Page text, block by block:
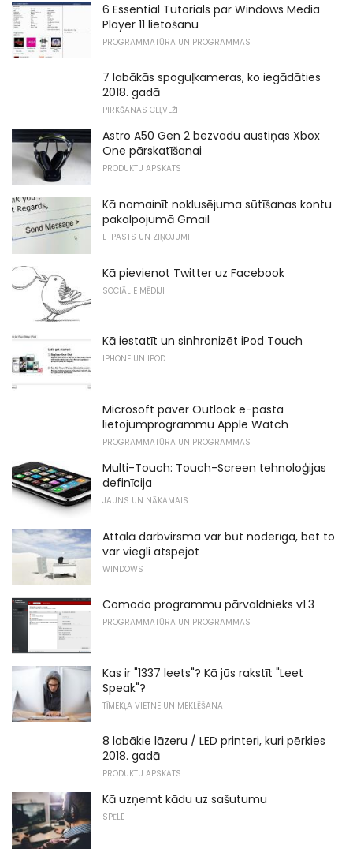
6 Essential Tutorials par Windows Media
Player 11 lietošanu
PROGRAMMATŪRA UN PROGRAMMAS
7 labākās spoguļkameras, ko iegādāties
2018. gadā
PIRKŠANAS CEĻVEŽI
Astro A50 Gen 2 bezvadu austiņas Xbox
One pārskatīšanai
PRODUKTU APSKATS
Kā nomainīt noklusējuma sūtīšanas kontu
pakalpojumā Gmail
E-PASTS UN ZIŅOJUMI
Kā pievienot Twitter uz Facebook
SOCIĀLIE MĒDIJI
Kā iestatīt un sinhronizēt iPod Touch
IPHONE UN IPOD
Microsoft paver Outlook e-pasta
lietojumprogrammu Apple Watch
PROGRAMMATŪRA UN PROGRAMMAS
Multi-Touch: Touch-Screen tehnoloģijas
definīcija
JAUNS UN NĀKAMAIS
Attālā darbvirsma var būt noderīga, bet to
var viegli atspējot
WINDOWS
Comodo programmu pārvaldnieks v1.3
PROGRAMMATŪRA UN PROGRAMMAS
Kas ir "1337 leets"? Kā jūs rakstīt "Leet
Speak"?
TĪMEKĻA VIETNE UN MEKLĒŠANA
8 labākie lāzeru / LED printeri, kuri pērkies
2018. gadā
PRODUKTU APSKATS
Kā uzņemt kādu uz sašutumu
SPĒLE